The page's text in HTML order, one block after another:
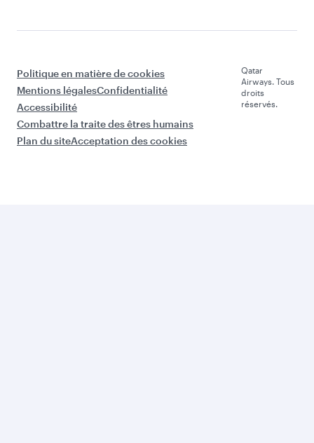
Politique en matière de cookies
Mentions légalesConfidentialité
Accessibilité
Combattre la traite des êtres humains
Plan du siteAcceptation des cookies
Qatar
Airways. Tous
droits
réservés.